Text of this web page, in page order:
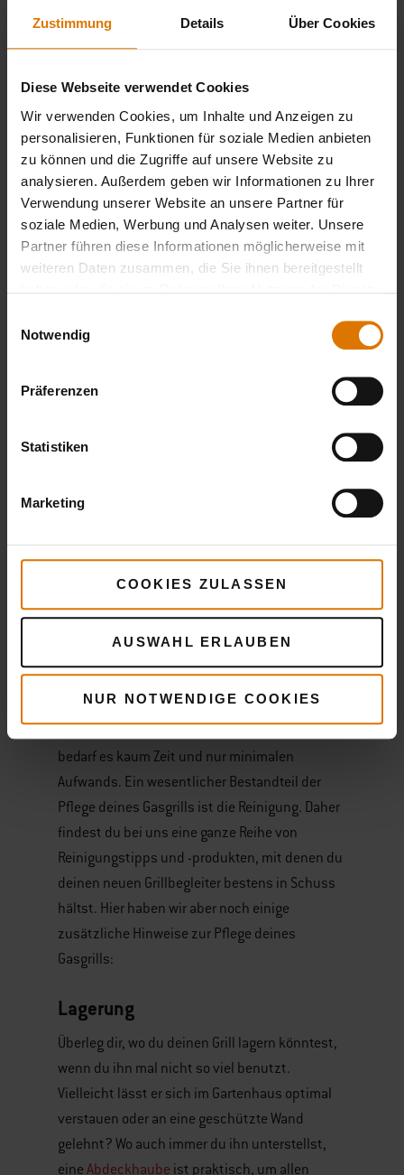
Zustimmung Details Über Cookies
Diese Webseite verwendet Cookies
Wir verwenden Cookies, um Inhalte und Anzeigen zu
personalisieren, Funktionen für soziale Medien anbieten
zu können und die Zugriffe auf unsere Website zu
analysieren. Außerdem geben wir Informationen zu Ihrer
Verwendung unserer Website an unsere Partner für
soziale Medien, Werbung und Analysen weiter. Unsere
Partner führen diese Informationen möglicherweise mit
weiteren Daten zusammen, die Sie ihnen bereitgestellt
Notwendig
Präferenzen
Statistiken
Marketing
COOKIES ZULASSEN
AUSWAHL ERLAUBEN
NUR NOTWENDIGE COOKIES
sie stabil und groß genug für den
jeweiligen Grill sind.
du10 Jahre Garantie, damit du lange
Freude an deinem Grill hast.
Verarbeitungsmängel, sofern
überhaupt vorhanden, werden
kostenlos behoben. Das gilt für alle
Bauteile sämtlicher Gasgrills.
WORAUF
kommt es
an?
bedarf es kaum Zeit und nur minimalen
Aufwands. Ein wesentlicher Bestandteil der
Pflege deines Gasgrills ist die Reinigung. Daher
findest du bei uns eine ganze Reihe von
Reinigungstipps und -produkten, mit denen du
deinen neuen Grillbegleiter bestens in Schuss
hältst. Hier haben wir aber noch einige
zusätzliche Hinweise zur Pflege deines
Gasgrills:
Lagerung
Überleg dir, wo du deinen Grill lagern könntest,
wenn du ihn mal nicht so viel benutzt.
Vielleicht lässt er sich im Gartenhaus optimal
verstauen oder an eine geschützte Wand
gelehnt? Wo auch immer du ihn unterstellst,
eine Abdeckhaube ist praktisch, um allen